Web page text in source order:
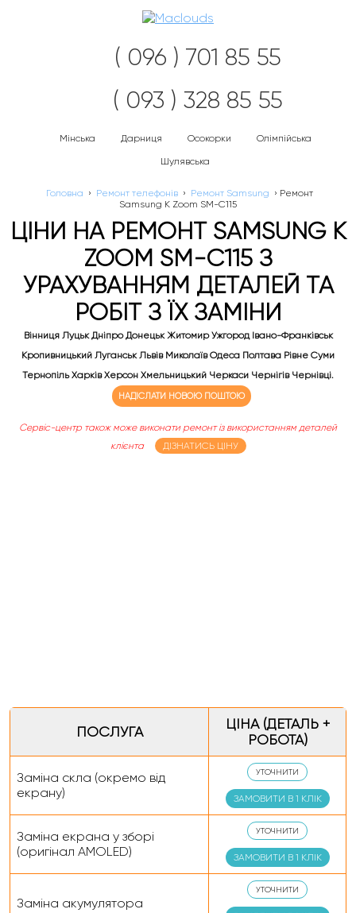
( 096 ) 701 85 55
( 093 ) 328 85 55
Мінська Дарниця Осокорки Олімпійська
Шулявська
Головна › Ремонт телефонів › Ремонт Samsung › Ремонт
Samsung K Zoom SM-C115
ЦІНИ НА РЕМОНТ SAMSUNG K
ZOOM SM-C115 З
УРАХУВАННЯМ ДЕТАЛЕЙ ТА
РОБІТ З ЇХ ЗАМІНИ
Вінниця Луцьк Дніпро Донецьк Житомир Ужгород Івано-Франківськ
Кропивницький Луганськ Львів Миколаїв Одеса Полтава Рівне Суми
Тернопіль Харків Херсон Хмельницький Черкаси Чернігів Чернівці.
НАДІСЛАТИ НОВОЮ ПОШТОЮ
Сервіс-центр також може виконати ремонт із використанням деталей
клієнта
ДІЗНАТИСЬ ЦІНУ
ПОСЛУГА
ЦІНА (ДЕТАЛЬ +
РОБОТА)
Заміна скла (окремо від
екрану)
УТОЧНИТИ
ЗАМОВИТИ В 1 КЛІК
Заміна екрана у зборі
(оригінал AMOLED)
УТОЧНИТИ
ЗАМОВИТИ В 1 КЛІК
Заміна акумулятора
УТОЧНИТИ